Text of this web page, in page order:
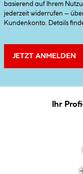
basierend auf Ihrem
jederzeit widerrufen –
Kundenkonto. Details
JETZT ANMELDEN
Ihr